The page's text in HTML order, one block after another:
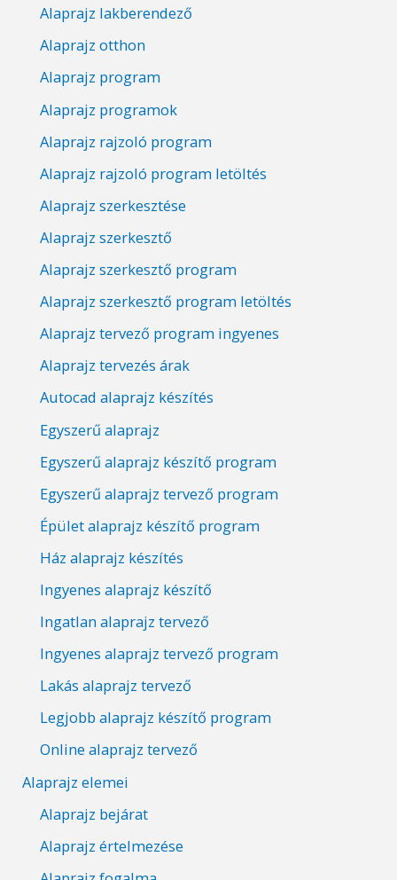
Alaprajz lakberendező
Alaprajz otthon
Alaprajz program
Alaprajz programok
Alaprajz rajzoló program
Alaprajz rajzoló program letöltés
Alaprajz szerkesztése
Alaprajz szerkesztő
Alaprajz szerkesztő program
Alaprajz szerkesztő program letöltés
Alaprajz tervező program ingyenes
Alaprajz tervezés árak
Autocad alaprajz készítés
Egyszerű alaprajz
Egyszerű alaprajz készítő program
Egyszerű alaprajz tervező program
Épület alaprajz készítő program
Ház alaprajz készítés
Ingyenes alaprajz készítő
Ingatlan alaprajz tervező
Ingyenes alaprajz tervező program
Lakás alaprajz tervező
Legjobb alaprajz készítő program
Online alaprajz tervező
Alaprajz elemei
Alaprajz bejárat
Alaprajz értelmezése